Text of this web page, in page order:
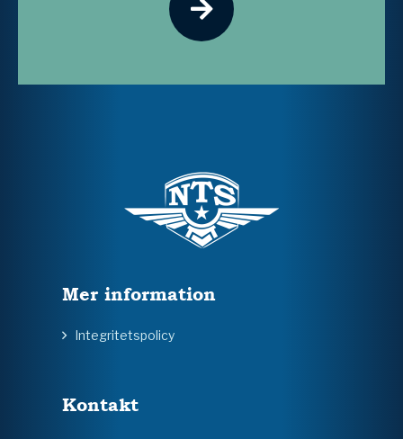
Mer information
Integritetspolicy
Kontakt